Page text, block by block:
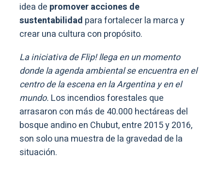
idea de promover acciones de
sustentabilidad para fortalecer la marca y
crear una cultura con propósito.
La iniciativa de Flip! llega en un momento
donde la agenda ambiental se encuentra en el
centro de la escena en la Argentina y en el
mundo. Los incendios forestales que
arrasaron con más de 40.000 hectáreas del
bosque andino en Chubut, entre 2015 y 2016,
son solo una muestra de la gravedad de la
situación.